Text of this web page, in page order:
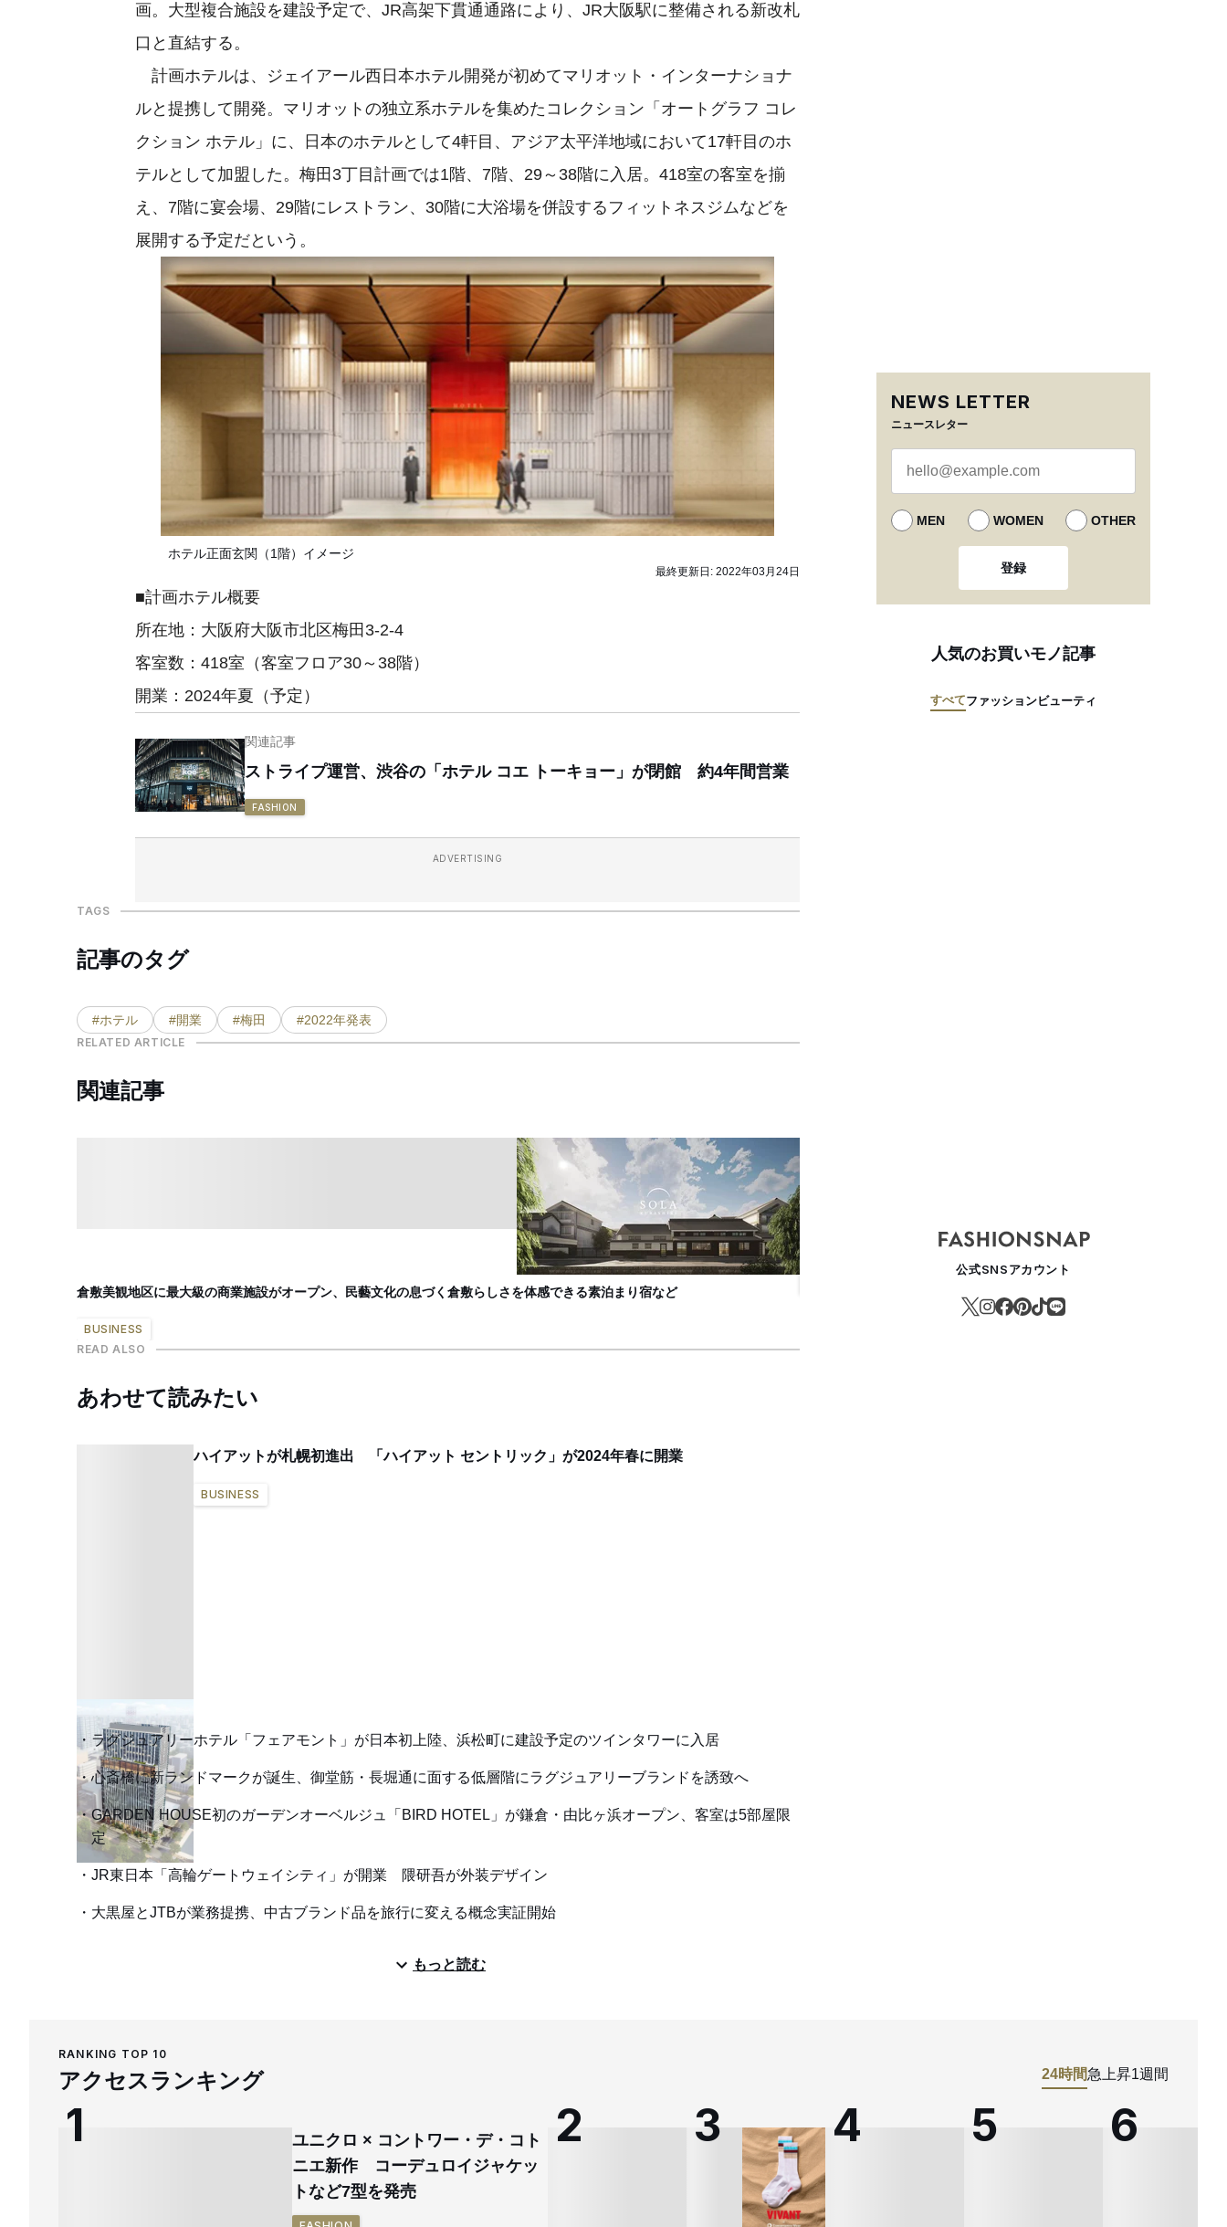
画。大型複合施設を建設予定で、JR高架下貫通通路により、JR大阪駅に整備される新改札
口と直結する。
計画ホテルは、ジェイアール西日本ホテル開発が初めてマリオット・インターナショナ
ルと提携して開発。マリオットの独立系ホテルを集めたコレクション「オートグラフ コレ
クション ホテル」に、日本のホテルとして4軒目、アジア太平洋地域において17軒目のホ
テルとして加盟した。梅田3丁目計画では1階、7階、29～38階に入居。418室の客室を揃
え、7階に宴会場、29階にレストラン、30階に大浴場を併設するフィットネスジムなどを
展開する予定だという。
ホテル正面玄関（1階）イメージ
最終更新日: 2022年03月24日
■計画ホテル概要
所在地：大阪府大阪市北区梅田3-2-4
客室数：418室（客室フロア30～38階）
開業：2024年夏（予定）
関連記事
ストライプ運営、渋谷の「ホテル コエ トーキョー」が閉館 約4年間営業
FASHION
ADVERTISING
TAGS
記事のタグ
#ホテル #開業 #梅田 #2022年発表
RELATED ARTICLE
関連記事
倉敷美観地区に最大級の商業施設がオープン、民藝文化の息づく倉敷らしさを体感できる素泊まり宿など
BUSINESS
三菱地所がジャカルタの大規模ラグジュアリーアウトレットモール事業
READ ALSO
あわせて読みたい
ハイアットが札幌初進出 「ハイアット セントリック」が2024年春に開業
BUSINESS
ラグジュアリーホテル「フェアモント」が日本初上陸、浜松町に建設予定のツインタワーに入居
心斎橋に新ランドマークが誕生、御堂筋・長堀通に面する低層階にラグジュアリーブランドを誘致へ
GARDEN HOUSE初のガーデンオーベルジュ「BIRD HOTEL」が鎌倉・由比ヶ浜オープン、客室は5部屋限
定
JR東日本「高輪ゲートウェイシティ」が開業 隈研吾が外装デザイン
大黒屋とJTBが業務提携、中古ブランド品を旅行に変える概念実証開始
もっと読む
NEWS LETTER
ニュースレター
MEN WOMEN OTHER
登録
人気のお買いモノ記事
すべてファッションビューティ
公式SNSアカウント
RANKING TOP 10
アクセスランキング 24時間急上昇1週間
ユニクロ × コントワー・デ・コト
ニエ新作 コーデュロイジャケッ
トなど7型を発売